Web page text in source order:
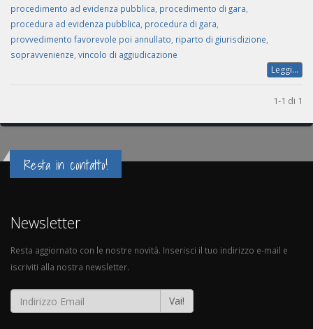
procedimento ad evidenza pubblica procedimento di gara
procedura ad evidenza pubblica procedura di gara
provvedimento favorevole poi annullato riparto di giurisdizione
sopravvenienze vincolo di aggiudicazione
Leggi...
1-1 di 1
Resta in contatto!
Newsletter
Resta aggiornato con le nostre novità. Inserisci il tuo indirizzo e-mail e
iscriviti alla nostra newsletter.
Vai!